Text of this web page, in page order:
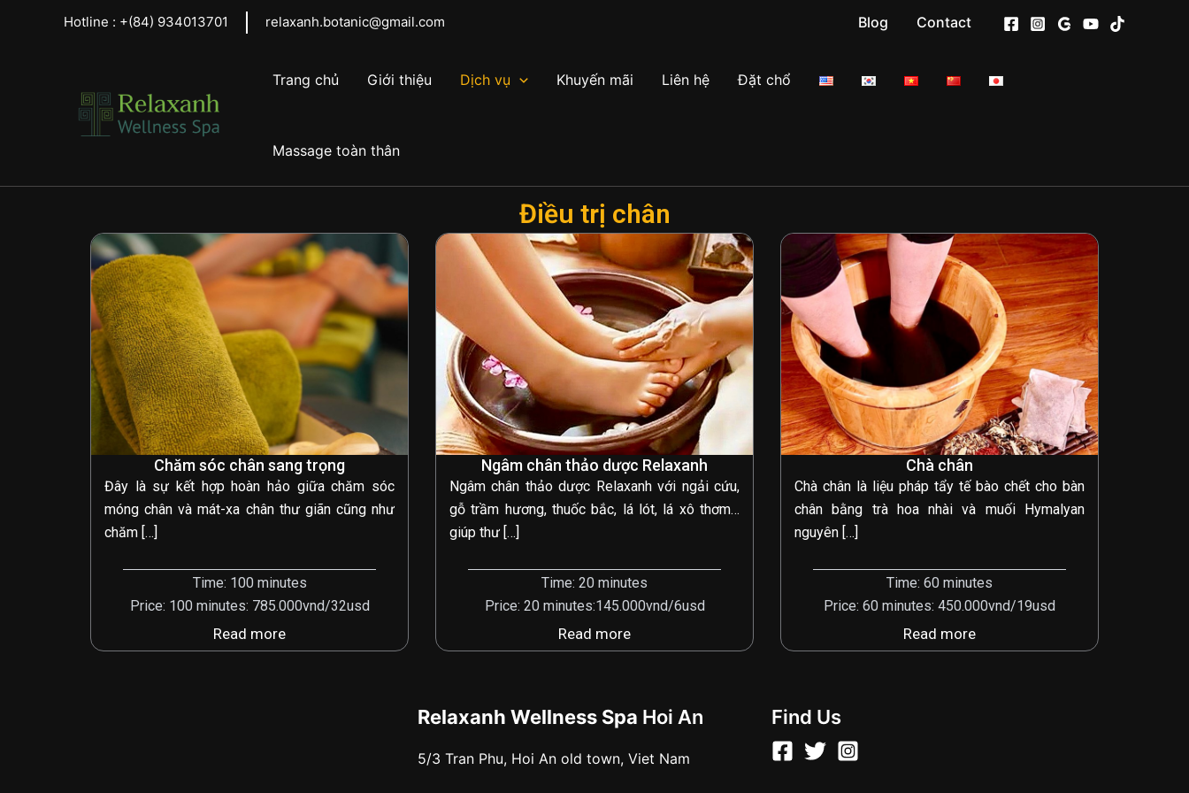
Hotline : +(84) 934013701 relaxanh.botanic@gmail.com Blog Contact
Trang chủ Giới thiệu Dịch vụ Khuyến mãi Liên hệ Đặt chổ
Massage toàn thân
Điều trị chân
Chăm sóc chân sang trọng
Đây là sự kết hợp hoàn hảo giữa chăm sóc
móng chân và mát-xa chân thư giãn cũng như
chăm […]
Time: 100 minutes
Price: 100 minutes: 785.000vnd/32usd
Read more
Ngâm chân thảo dược Relaxanh
Ngâm chân thảo dược Relaxanh với ngải cứu,
gỗ trầm hương, thuốc bắc, lá lót, lá xô thơm…
giúp thư […]
Time: 20 minutes
Price: 20 minutes:145.000vnd/6usd
Read more
Chà chân
Chà chân là liệu pháp tẩy tế bào chết cho bàn
chân bằng trà hoa nhài và muối Hymalyan
nguyên […]
Time: 60 minutes
Price: 60 minutes: 450.000vnd/19usd
Read more
Relaxanh Wellness Spa Hoi An
5/3 Tran Phu, Hoi An old town, Viet Nam
Find Us